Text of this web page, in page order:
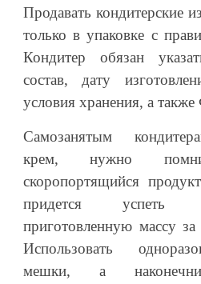
Продавать кондитерские
только в упаковке с
Кондитер обязан
состав, дату
условия хранения, а
Самозанятым
крем, нужно
скоропортящийся
придется успеть
приготовленную массу
Использовать
мешки, а